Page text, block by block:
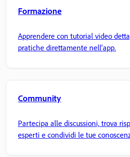
Formazione
Apprendere con tutorial video
pratiche direttamente nell'app.
Community
Partecipa alle discussioni, trova
esperti e condividi le tue